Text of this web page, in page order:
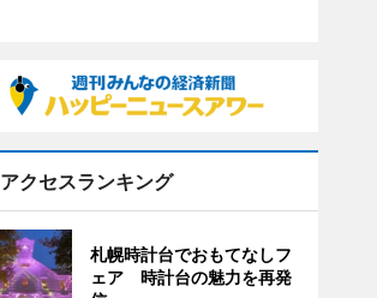
アクセスランキング
札幌時計台でおもてなしフ
ェア 時計台の魅力を再発